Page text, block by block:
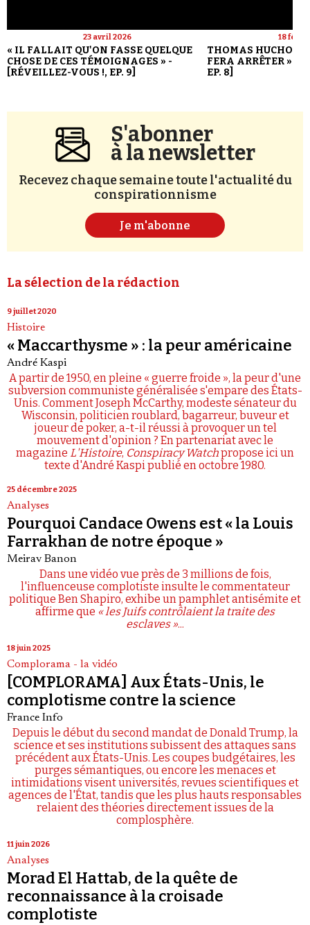
23 avril 2026
« IL FALLAIT QU'ON FASSE QUELQUE
CHOSE DE CES TÉMOIGNAGES » -
[RÉVEILLEZ-VOUS !, EP. 9]
18
THOMAS HUCHON :
FERA ARRÊTER » -
EP. 8]
S'abonner
à la newsletter
Recevez chaque semaine toute l'actualité du
conspirationnisme
Je m'abonne
La sélection de la rédaction
9 juillet 2020
Histoire
« Maccarthysme » : la peur américaine
André Kaspi
A partir de 1950, en pleine « guerre froide », la peur d'une
subversion communiste généralisée s'empare des États-
Unis. Comment Joseph McCarthy, modeste sénateur du
Wisconsin, politicien roublard, bagarreur, buveur et
joueur de poker, a-t-il réussi à provoquer un tel
mouvement d'opinion ? En partenariat avec le
magazine L'Histoire, Conspiracy Watchpropose ici un
texte d'André Kaspi publié en octobre 1980.
25 décembre 2025
Analyses
Pourquoi Candace Owens est « la Louis
Farrakhan de notre époque »
Meirav Banon
Dans une vidéo vue près de 3 millions de fois,
l'influenceuse complotiste insulte le commentateur
politique Ben Shapiro, exhibe un pamphlet antisémite et
affirme que « les Juifs contrôlaient la traite des
esclaves »...
18 juin 2025
Complorama - la vidéo
[COMPLORAMA] Aux États-Unis, le
complotisme contre la science
France Info
Depuis le début du second mandat de Donald Trump, la
science et ses institutions subissent des attaques sans
précédent aux États-Unis. Les coupes budgétaires, les
purges sémantiques, ou encore les menaces et
intimidations visent universités, revues scientifiques et
agences de l'État, tandis que les plus hauts responsables
relaient des théories directement issues de la
complosphère.
11 juin 2026
Analyses
Morad El Hattab, de la quête de
reconnaissance à la croisade
complotiste